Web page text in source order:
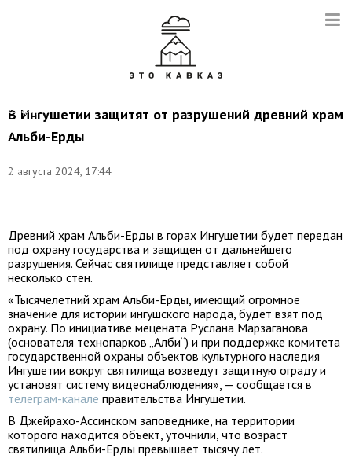
В Ингушетии защитят от разрушений древний храм
Альби-Ерды
2 августа 2024, 17:44
географии
РАН,
CC
4.0,
Древний храм Альби-Ерды в горах Ингушетии будет передан
под охрану государства и защищен от дальнейшего
разрушения. Сейчас святилище представляет собой
несколько стен.
«Тысячелетний храм Альби-Ерды, имеющий огромное
значение для истории ингушского народа, будет взят под
охрану. По инициативе мецената Руслана Марзаганова
(основателя технопарков „Алби“) и при поддержке комитета
государственной охраны объектов культурного наследия
Ингушетии вокруг святилища возведут защитную ограду и
установят систему видеонаблюдения», — сообщается в
телеграм-канале правительства Ингушетии.
В Джейрахо-Ассинском заповеднике, на территории
которого находится объект, уточнили, что возраст
святилища Альби-Ерды превышает тысячу лет.